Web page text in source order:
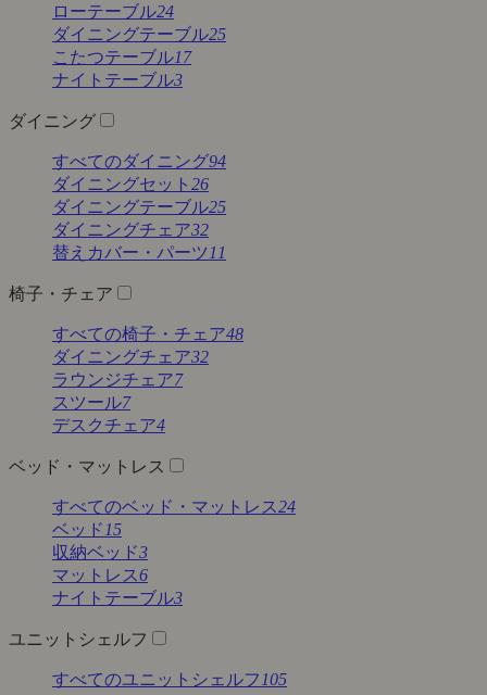
ローテーブル24
ダイニングテーブル25
こたつテーブル17
ナイトテーブル3
ダイニング
すべてのダイニング94
ダイニングセット 26
ダイニングテーブル25
ダイニングチェア32
替えカバー・パーツ 11
椅子・チェア
すべての椅子・チェア48
ダイニングチェア32
ラウンジチェア7
スツール7
デスクチェア4
ベッド・マットレス
すべてのベッド・マットレス24
ベッド 15
収納ベッド3
マットレス6
ナイトテーブル3
ユニットシェルフ
すべてのユニットシェルフ 105